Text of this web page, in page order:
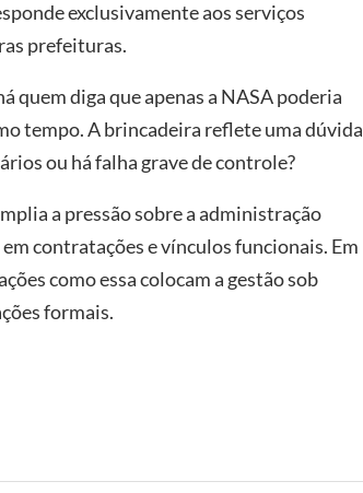
exclusivamente aos serviços
prefeituras.
quem diga que apenas a NASA poderia
tempo. A brincadeira reflete uma dúvida
ou há falha grave de controle?
a pressão sobre a administração
contratações e vínculos funcionais. Em
como essa colocam a gestão sob
formais.